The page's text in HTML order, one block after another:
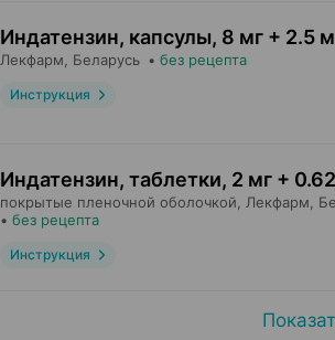
Индатензин, капсулы, 8 мг + 2.5
Лекфарм , Беларусь • без рецепта
Инструкция
Индатензин, таблетки, 2 мг +
покрытые пленочной оболочкой, Лекфарм ,
• без рецепта
Инструкция